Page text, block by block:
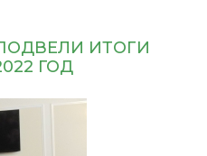
ИТОГИ
ГОД